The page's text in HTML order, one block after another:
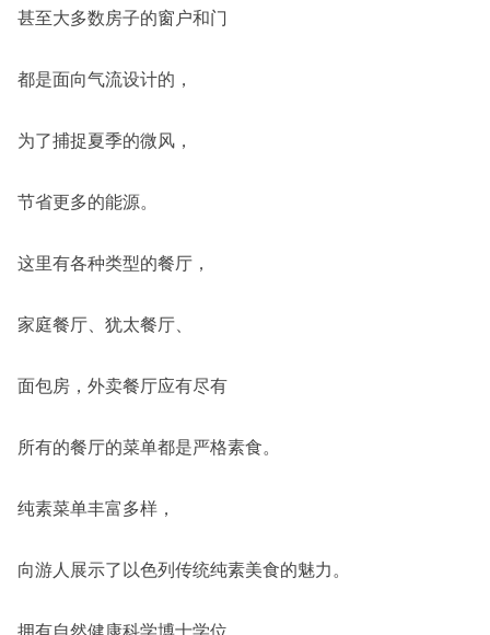
甚至大多数房子的窗户和门
都是面向气流设计的，
为了捕捉夏季的微风，
节省更多的能源。
这里有各种类型的餐厅，
家庭餐厅、犹太餐厅、
面包房，外卖餐厅应有尽有
所有的餐厅的菜单都是严格素食。
纯素菜单丰富多样，
向游人展示了以色列传统纯素美食的魅力。
拥有自然健康科学博士学位